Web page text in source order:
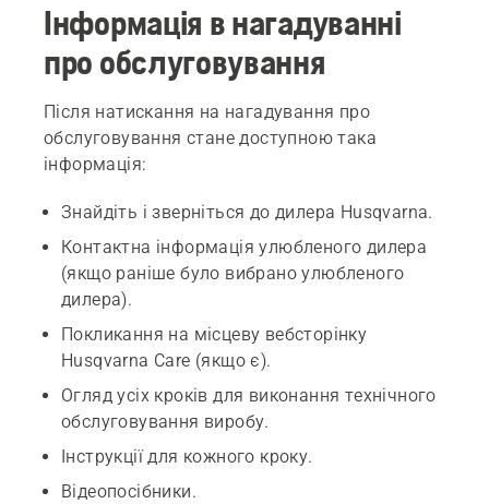
Інформація в нагадуванні
про обслуговування
Після натискання на нагадування про
обслуговування стане доступною така
інформація:
Знайдіть і зверніться до дилера Husqvarna.
Контактна інформація улюбленого дилера
(якщо раніше було вибрано улюбленого
дилера).
Покликання на місцеву вебсторінку
Husqvarna Care (якщо є).
Огляд усіх кроків для виконання технічного
обслуговування виробу.
Інструкції для кожного кроку.
Відеопосібники.